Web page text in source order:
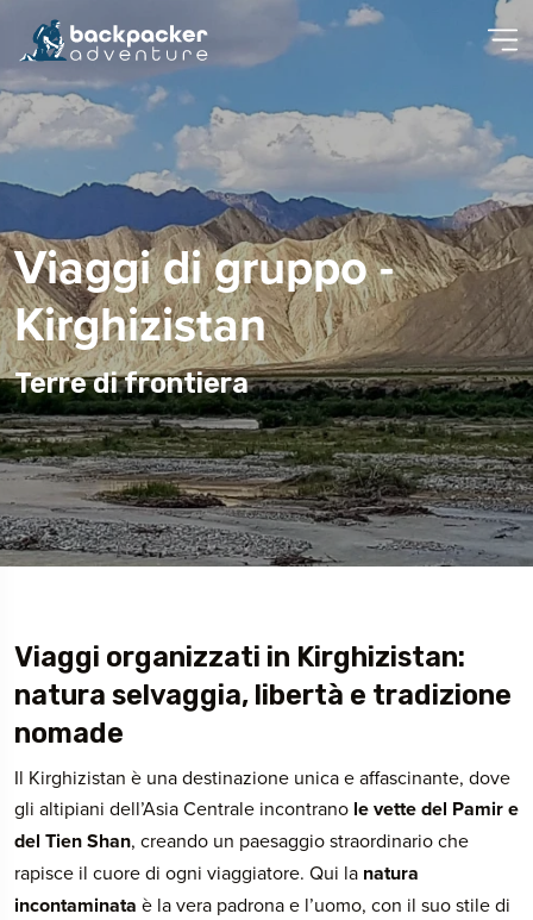
Viaggi di gruppo -
Kirghizistan
Terre di frontiera
Viaggi organizzati in Kirghizistan:
natura selvaggia, libertà e tradizione
nomade
Il Kirghizistan è una destinazione unica e affascinante, dove
gli altipiani dell’Asia Centrale incontrano le vette del Pamir e
del Tien Shan, creando un paesaggio straordinario che
rapisce il cuore di ogni viaggiatore. Qui la natura
incontaminata è la vera padrona e l’uomo, con il suo stile di